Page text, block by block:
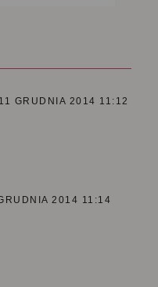
11 GRUDNIA 2014 11:12
2014 11:14